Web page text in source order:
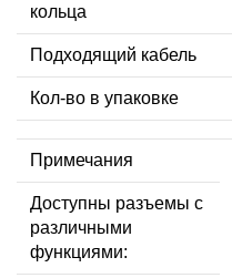
кольца
Подходящий кабель
Кол-во в упаковке
Примечания
Доступны разъемы с
различными
функциями: